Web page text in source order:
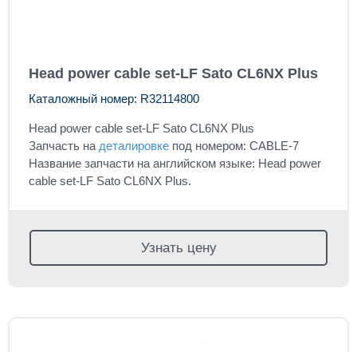
Head power cable set-LF Sato CL6NX Plus
Каталожный номер: R32114800
Head power cable set-LF Sato CL6NX Plus
Запчасть на деталировке под номером: CABLE-7
Название запчасти на английском языке: Head power
cable set-LF Sato CL6NX Plus.
Узнать цену